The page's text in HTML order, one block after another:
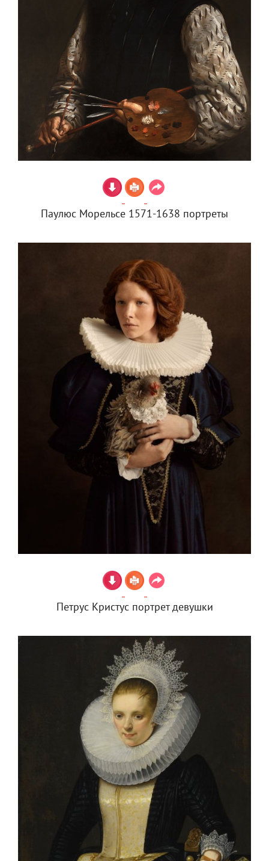
Паулюс Морельсе 1571-1638 портреты
Петрус Кристус портрет девушки